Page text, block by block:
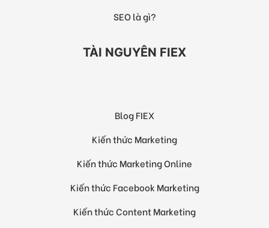
SEO là gì?
TÀI NGUYÊN FIEX
Blog FIEX
Kiến thức Marketing
Kiến thức Marketing Online
Kiến thức Facebook Marketing
Kiến thức Content Marketing